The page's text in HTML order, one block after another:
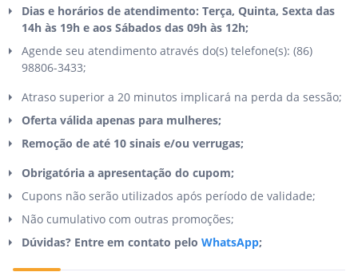
Dias e horários de atendimento: Terça, Quinta, Sexta das
14h às 19h e aos Sábados das 09h às 12h;
Agende seu atendimento através do(s) telefone(s): (86)
98806-3433;
Atraso superior a 20 minutos implicará na perda da sessão;
Oferta válida apenas para mulheres;
Remoção de até 10 sinais e/ou verrugas;
Obrigatória a apresentação do cupom;
Cupons não serão utilizados após período de validade;
Não cumulativo com outras promoções;
Dúvidas? Entre em contato pelo WhatsApp;